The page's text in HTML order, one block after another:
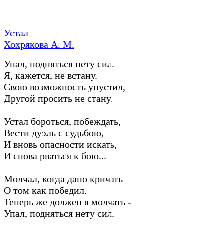
Устал
Хохрякова А. М.
Упал, подняться нету сил.
Я, кажется, не встану.
Свою возможность упустил,
Другой просить не стану.
Устал бороться, побеждать,
Вести дуэль с судьбою,
И вновь опасности искать,
И снова рваться к бою...
Молчал, когда дано кричать
О том как победил.
Теперь же должен я молчать -
Упал, подняться нету сил.